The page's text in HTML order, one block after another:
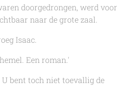
doorgedrongen, werd voor
naar de grote zaal.
Isaac.
Een roman.'
bent toch niet toevallig de